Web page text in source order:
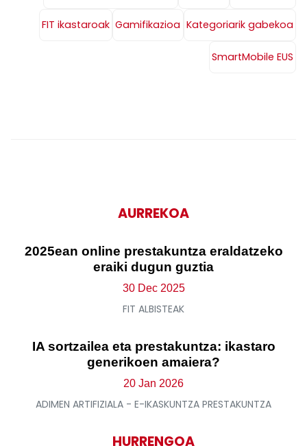
FIT ikastaroak Gamifikazioa Kategoriarik gabekoa
SmartMobile EUS
AURREKOA
2025ean online prestakuntza eraldatzeko
eraiki dugun guztia
30 Dec 2025
FIT ALBISTEAK
IA sortzailea eta prestakuntza: ikastaro
generikoen amaiera?
20 Jan 2026
ADIMEN ARTIFIZIALA - E-IKASKUNTZA PRESTAKUNTZA
HURRENGOA